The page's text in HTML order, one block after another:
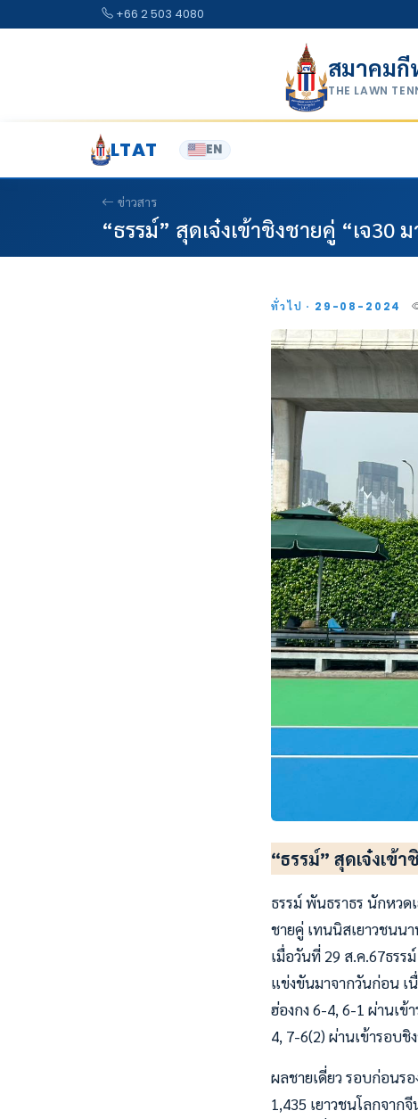
+66 2 503 4080
สมาคม
THE LAWN
LTAT EN
ข่าวสาร
“ธรรม์” สุดเจ๋งเข้าชิงชายคู่ “เจ30 ม
ทั่วไป · 29-08-2024
“ธรรม์” สุดเจ๋งเข้า
ธรรม์ พันธราธร นักหวด
ชายคู่ เทนนิสเยาวชนนา
เมื่อวันที่ 29 ส.ค.67ธรร
แข่งขันมาจากวันก่อน เ
ฮ่องกง 6-4, 6-1 ผ่านเข้
4, 7-6(2) ผ่านเข้ารอบชิ
ผลชายเดี่ยว รอบก่อนรอ
1,435 เยาวชนโลกจาก